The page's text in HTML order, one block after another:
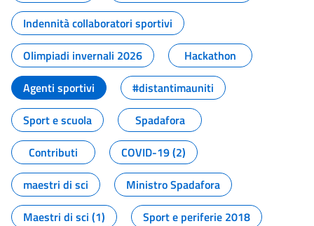
Indennità collaboratori sportivi
Olimpiadi invernali 2026
Hackathon
Agenti sportivi
#distantimauniti
Sport e scuola
Spadafora
Contributi
COVID-19 (2)
maestri di sci
Ministro Spadafora
Maestri di sci (1)
Sport e periferie 2018